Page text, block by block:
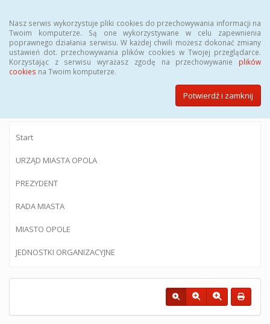
Nasz serwis wykorzystuje pliki cookies do przechowywania informacji na
Twoim komputerze. Są one wykorzystywane w celu zapewnienia
poprawnego działania serwisu. W każdej chwili możesz dokonać zmiany
ustawień dot. przechowywania plików cookies w Twojej przeglądarce.
Korzystając z serwisu wyrażasz zgodę na przechowywanie plików
cookies na Twoim komputerze.
Potwierdź i zamknij
BIULETYN INFORMACJI PUBLICZNEJ
Urzędu Miasta Opola
Start
URZĄD MIASTA OPOLA
PREZYDENT
RADA MIASTA
MIASTO OPOLE
JEDNOSTKI ORGANIZACYJNE